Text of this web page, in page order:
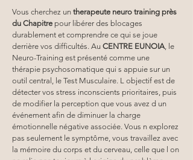
Vous cherchez un therapeute neuro training près
du Chapitre pour libérer des blocages
durablement et comprendre ce qui se joue
derrière vos difficultés. Au CENTRE EUNOIA , le
Neuro-Training est présenté comme une
thérapie psychosomatique qui s appuie sur un
outil central, le Test Musculaire. L objectif est de
détecter vos stress inconscients prioritaires, puis
de modifier la perception que vous avez d un
événement afin de diminuer la charge
émotionnelle négative associée. Vous n explorez
pas seulement le symptôme, vous travaillez avec
la mémoire du corps et du cerveau, celle que l on